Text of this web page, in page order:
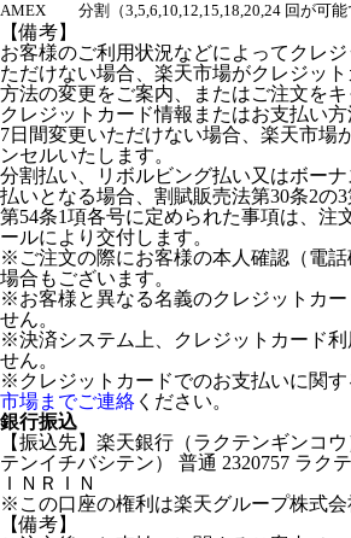
AMEX
分割（3,5,6,10,12,15,18,20,24 回が可能
【備考】
お客様のご利用状況などによってクレ
ただけない場合、楽天市場がクレジッ
方法の変更をご案内、またはご注文をキ
クレジットカード情報またはお支払い方
7日間変更いただけない場合、楽天市場
ンセルいたします。
分割払い、リボルビング払い又はボー
払いとなる場合、割賦販売法第30条2の
第54条1項各号に定められた事項は、注
ールにより交付します。
※ご注文の際にお客様の本人確認（電
場合もございます。
※お客様と異なる名義のクレジットカー
せん。
※決済システム上、クレジットカード利
せん。
※クレジットカードでのお支払いに関
市場までご連絡 ください。
銀行振込
【振込先】楽天銀行（ラクテンギンコ
テンイチバシテン） 普通 2320757 ラク
ＩＮＲＩＮ
※この口座の権利は楽天グループ株式会
【備考】